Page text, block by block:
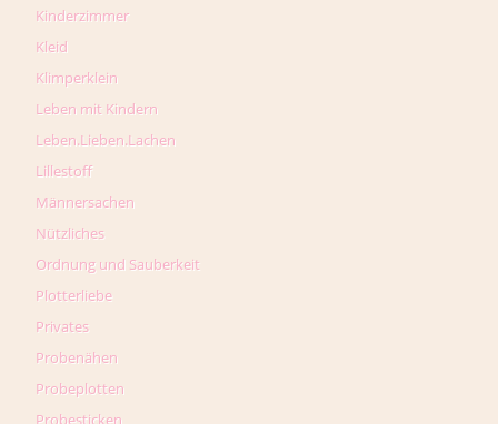
Kinderzimmer
Kleid
Klimperklein
Leben mit Kindern
Leben.Lieben.Lachen
Lillestoff
Männersachen
Nützliches
Ordnung und Sauberkeit
Plotterliebe
Privates
Probenähen
Probeplotten
Probesticken